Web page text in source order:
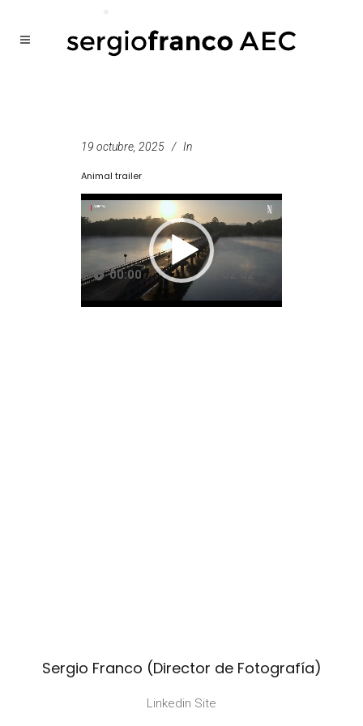
19 octubre, 2025 In
Animal trailer
Reproductor
de
vídeo
00:00 02:02
Sergio Franco (Director de Fotografía)
Linkedin Site